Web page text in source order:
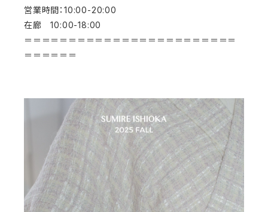
営業時間：10:00-20:00
在廊 10:00-18:00
＝＝＝＝＝＝＝＝＝＝＝＝＝＝＝＝＝＝＝＝＝＝＝＝
＝＝＝＝＝＝